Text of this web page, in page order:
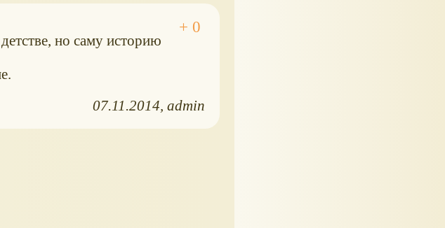
но саму историю
07.11.2014 admin